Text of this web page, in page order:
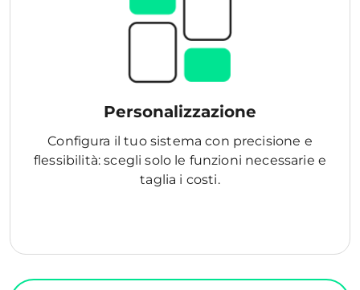
Personalizzazione
Configura il tuo sistema con precisione e
flessibilità: scegli solo le funzioni necessarie e
taglia i costi.